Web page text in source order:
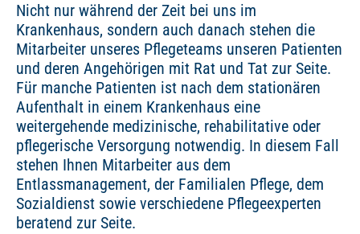
Nicht nur während der Zeit bei uns im
Krankenhaus, sondern auch danach stehen die
Mitarbeiter unseres Pflegeteams unseren Patienten
und deren Angehörigen mit Rat und Tat zur Seite.
Für manche Patienten ist nach dem stationären
Aufenthalt in einem Krankenhaus eine
weitergehende medizinische, rehabilitative oder
pflegerische Versorgung notwendig. In diesem Fall
stehen Ihnen Mitarbeiter aus dem
Entlassmanagement, der Familialen Pflege, dem
Sozialdienst sowie verschiedene Pflegeexperten
beratend zur Seite.